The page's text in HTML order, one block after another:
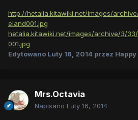
http://hetalia.kitawiki.net/images/
eland001.jpg
hetalia.kitawiki.net/images/archive/3/
001.jpg
Edytowano Luty 16, 2014 przez
Mrs.Octavia
Napisano Luty 16, 2014